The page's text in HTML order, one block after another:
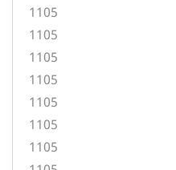
1105
1105
1105
1105
1105
1105
1105